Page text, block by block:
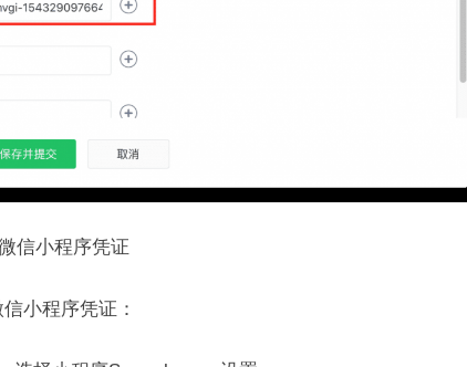
信小程序凭证
小程序凭证：